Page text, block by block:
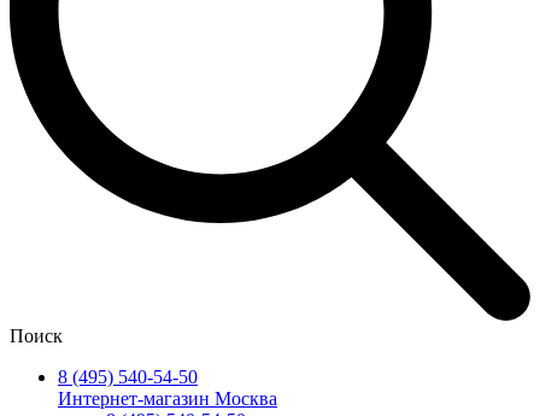
Поиск
8 (495) 540-54-50
Интернет-магазин Москва